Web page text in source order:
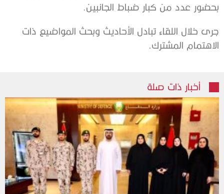
بحضور عدد من كبار ضباط الجانبين.
جرى خلال اللقاء تبادل الأحاديث وبحث المواضيع ذات
الاهتمام المشترك.
أخبار ذات صلة